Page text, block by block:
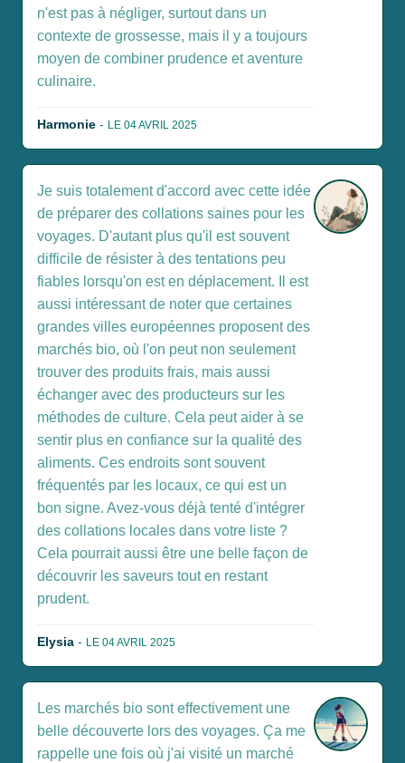
n'est pas à négliger, surtout dans un
contexte de grossesse, mais il y a toujours
moyen de combiner prudence et aventure
culinaire.
Harmonie - LE 04 AVRIL 2025
Je suis totalement d'accord avec cette idée
de préparer des collations saines pour les
voyages. D'autant plus qu'il est souvent
difficile de résister à des tentations peu
fiables lorsqu'on est en déplacement. Il est
aussi intéressant de noter que certaines
grandes villes européennes proposent des
marchés bio, où l'on peut non seulement
trouver des produits frais, mais aussi
échanger avec des producteurs sur les
méthodes de culture. Cela peut aider à se
sentir plus en confiance sur la qualité des
aliments. Ces endroits sont souvent
fréquentés par les locaux, ce qui est un
bon signe. Avez-vous déjà tenté d'intégrer
des collations locales dans votre liste ?
Cela pourrait aussi être une belle façon de
découvrir les saveurs tout en restant
prudent.
Elysia - LE 04 AVRIL 2025
Les marchés bio sont effectivement une
belle découverte lors des voyages. Ça me
rappelle une fois où j'ai visité un marché